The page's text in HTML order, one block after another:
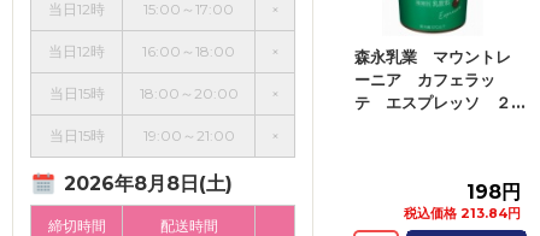
当日12時 15:00～17:00 ×
当日12時 16:00～18:00 ×
当日15時 18:00～20:00 ×
当日15時 19:00～21:00 ×
2026年8月8日(土)
締切時間 配送時間
森永乳業 マウントレ
ーニア カフェラッ
テ エスプレッソ ２...
198円
税込価格 213.84円